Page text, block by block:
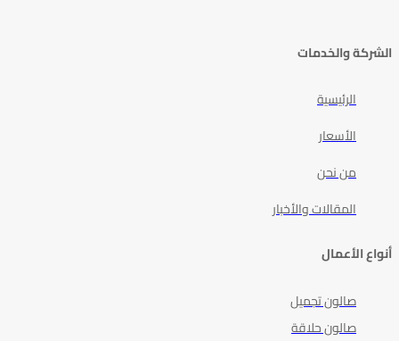
الشركة والخدمات
الرئيسية
الأسعار
من نحن
المقالات والأخبار
أنواع الأعمال
صالون تجميل
صالون حلاقة